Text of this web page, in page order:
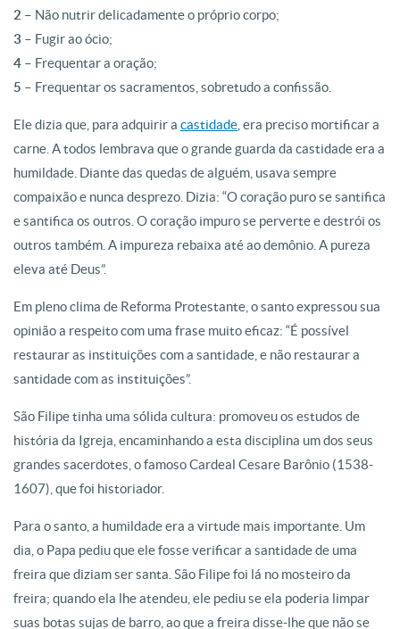
2 – Não nutrir delicadamente o próprio corpo;
3 – Fugir ao ócio;
4 – Frequentar a oração;
5 – Frequentar os sacramentos, sobretudo a confissão.
Ele dizia que, para adquirir a castidade, era preciso mortificar a
carne. A todos lembrava que o grande guarda da castidade era a
humildade. Diante das quedas de alguém, usava sempre
compaixão e nunca desprezo. Dizia: “O coração puro se santifica
e santifica os outros. O coração impuro se perverte e destrói os
outros também. A impureza rebaixa até ao demônio. A pureza
eleva até Deus”.
Em pleno clima de Reforma Protestante, o santo expressou sua
opinião a respeito com uma frase muito eficaz: “É possível
restaurar as instituições com a santidade, e não restaurar a
santidade com as instituições”.
São Filipe tinha uma sólida cultura: promoveu os estudos de
história da Igreja, encaminhando a esta disciplina um dos seus
grandes sacerdotes, o famoso Cardeal Cesare Barônio (1538-
1607), que foi historiador.
Para o santo, a humildade era a virtude mais importante. Um
dia, o Papa pediu que ele fosse verificar a santidade de uma
freira que diziam ser santa. São Filipe foi lá no mosteiro da
freira; quando ela lhe atendeu, ele pediu se ela poderia limpar
suas botas sujas de barro, ao que a freira disse-lhe que não se